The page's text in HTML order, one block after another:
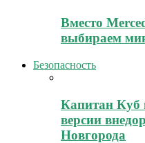
Вместо
выбираем
Безопасность
Капитан Куб
версии
Новгорода